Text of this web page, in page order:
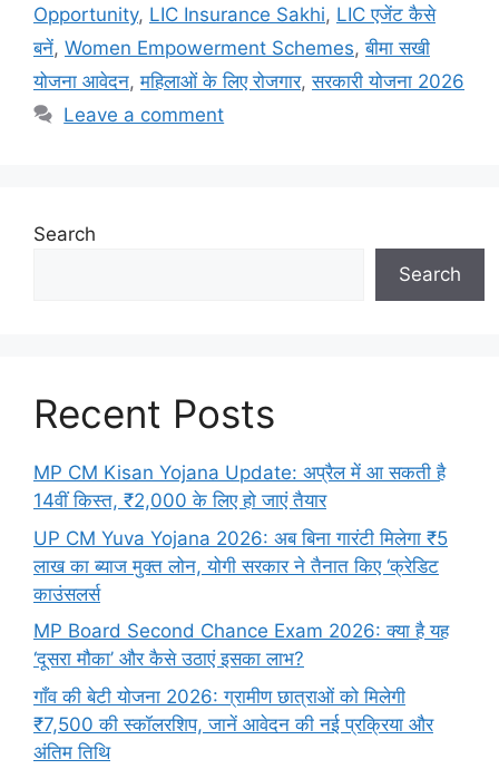
Opportunity, LIC Insurance Sakhi, LIC एजेंट कैसे
बनें, Women Empowerment Schemes,बीमा सखी
योजना आवेदन,महिलाओं के लिए रोजगार,सरकारी योजना 2026
Leave a comment
Search
Search
Recent Posts
MP CM Kisan Yojana Update: अप्रैल में आ सकती है
14वीं किस्त, ₹2,000 के लिए हो जाएं तैयार
UP CM Yuva Yojana 2026: अब बिना गारंटी मिलेगा ₹5
लाख का ब्याज मुक्त लोन, योगी सरकार ने तैनात किए ‘क्रेडिट
काउंसलर्स
MP Board Second Chance Exam 2026: क्या है यह
‘दूसरा मौका’ और कैसे उठाएं इसका लाभ?
गाँव की बेटी योजना 2026: ग्रामीण छात्राओं को मिलेगी
₹7,500 की स्कॉलरशिप, जानें आवेदन की नई प्रक्रिया और
अंतिम तिथि